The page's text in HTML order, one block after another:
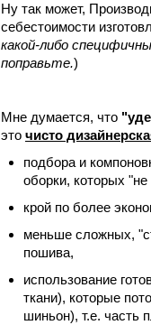
Ну так может,
себестоимости
какой-либо
поправьте.)
Мне думается, что
это чисто
подбора и
оборки, которых
крой по более
меньше сложных,
пошива,
использование
ткани), которые
шиньон), т.е. часть